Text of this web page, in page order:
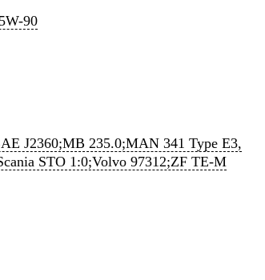
90
J2360;MB 235.0;MAN 341 Type E3,
STO 1:0;Volvo 97312;ZF TE-M